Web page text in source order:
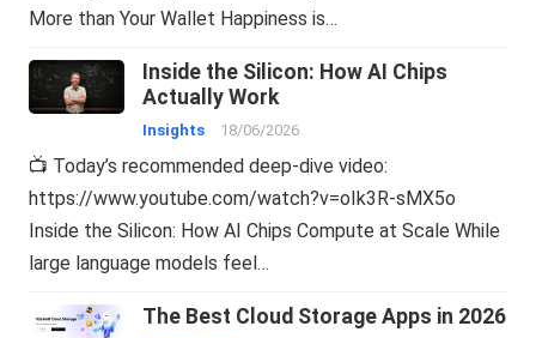
More than Your Wallet Happiness is…
Inside the Silicon: How AI Chips
Actually Work
Insights 18/06/2026
📺 Today’s recommended deep-dive video:
https://www.youtube.com/watch?v=oIk3R-sMX5o
Inside the Silicon: How AI Chips Compute at Scale While
large language models feel…
The Best Cloud Storage Apps in 2026